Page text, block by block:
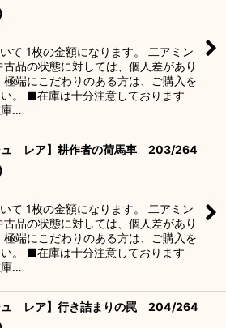
て 1枚の金額になります。 二アミン
古品の状態に対しては、個人差があり
極端にこだわりのある方は、ご購入を
。 ■在庫は十分注意しております
庫…
ュ レア】耕作者の荷馬車 203/264
て 1枚の金額になります。 二アミン
古品の状態に対しては、個人差があり
極端にこだわりのある方は、ご購入を
。 ■在庫は十分注意しております
庫…
ュ レア】行き詰まりの罠 204/264